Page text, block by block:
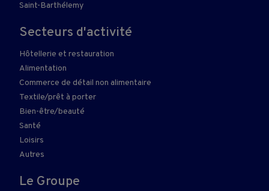
Saint-Barthélemy
Secteurs d'activité
Hôtellerie et restauration
Alimentation
Commerce de détail non alimentaire
Textile/prêt à porter
Bien-être/beauté
Santé
Loisirs
Autres
Le Groupe